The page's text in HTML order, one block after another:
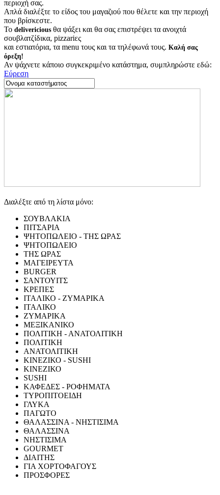
περιοχή σας.
Απλά διαλέξτε το είδος του μαγαζιού που θέλετε και την περιοχή
που βρίσκεστε.
Το delivericious θα ψάξει και θα σας επιστρέψει τα ανοιχτά
σουβλατζίδικα, pizzariες
και εστιατόρια, τα menu τους και τα τηλέφωνά τους. Καλή σας
όρεξη!
Αν ψάχνετε κάποιο συγκεκριμένο κατάστημα, συμπληρώστε εδώ:
Εύρεση
Διαλέξτε από τη λίστα μόνο:
ΣΟΥΒΛΑΚΙΑ
ΠΙΤΣΑΡΙΑ
ΨΗΤΟΠΩΛΕΙΟ - ΤΗΣ ΩΡΑΣ
ΨΗΤΟΠΩΛΕΙΟ
ΤΗΣ ΩΡΑΣ
ΜΑΓΕΙΡΕΥΤΑ
BURGER
ΣΑΝΤΟΥΙΤΣ
ΚΡΕΠΕΣ
ΙΤΑΛΙΚΟ - ΖΥΜΑΡΙΚΑ
ΙΤΑΛΙΚΟ
ΖΥΜΑΡΙΚΑ
ΜΕΞΙΚΑΝΙΚΟ
ΠΟΛΙΤΙΚΗ - ΑΝΑΤΟΛΙΤΙΚΗ
ΠΟΛΙΤΙΚΗ
ΑΝΑΤΟΛΙΤΙΚΗ
ΚΙΝΕΖΙΚΟ - SUSHI
ΚΙΝΕΖΙΚΟ
SUSHI
ΚΑΦΕΔΕΣ - ΡΟΦΗΜΑΤΑ
ΤΥΡΟΠΙΤΟΕΙΔΗ
ΓΛΥΚΑ
ΠΑΓΩΤΟ
ΘΑΛΑΣΣΙΝΑ - ΝΗΣΤΙΣΙΜΑ
ΘΑΛΑΣΣΙΝΑ
ΝΗΣΤΙΣΙΜΑ
GOURMET
ΔΙΑΙΤΗΣ
ΓΙΑ ΧΟΡΤΟΦΑΓΟΥΣ
ΠΡΟΣΦΟΡΕΣ